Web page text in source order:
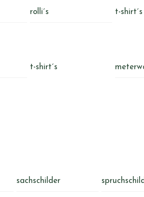
rolli´s t-shirt´s
t-shirt´s
sachschilder